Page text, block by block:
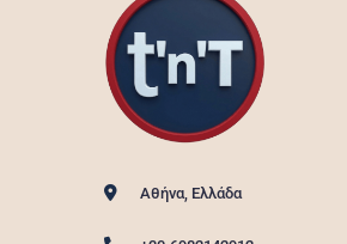
Αθήνα, Ελλάδα